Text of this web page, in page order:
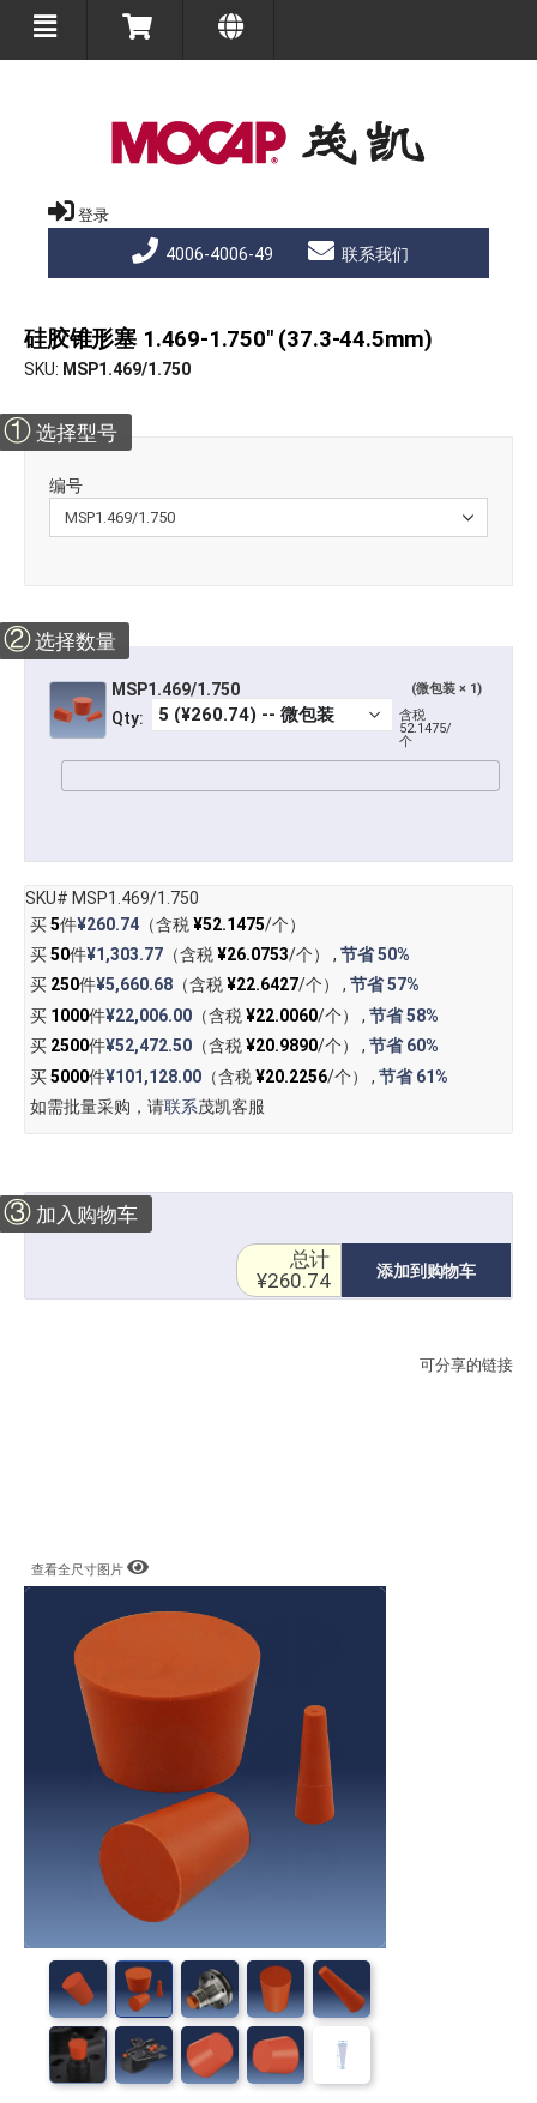
登录
4006-4006-49 联系我们
硅胶锥形塞 1.469-1.750" (37.3-44.5mm)
SKU MSP1.469/1.750
① 选择型号
编号
②选择数量
MSP1.469/1.750 (微包装 × 1)
Qty:
含税
52.1475/
个
SKU# MSP1.469/1.750
买5件¥260.74（含税¥52.1475/个）
买50件¥1,303.77（含税¥26.0753/个） , 节省50%
买 250件¥5,660.68（含税¥22.6427/个） , 节省57%
买 1000件¥22,006.00（含税¥22.0060/个） , 节省58%
买 2500件¥52,472.50（含税¥20.9890/个） , 节省60%
买5000件¥101,128.00（含税¥20.2256/个） , 节省61%
如需批量采购，请联系茂凯客服
③ 加入购物车
添加到购物车
总计
¥260.74
可分享的链接
查看全尺寸图片